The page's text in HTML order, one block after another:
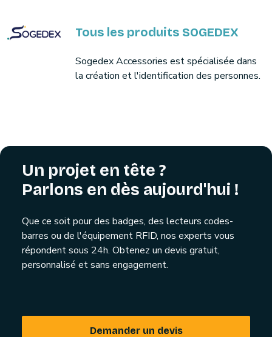
Tous les produits SOGEDEX
Sogedex Accessories est spécialisée dans
la création et l'identification des personnes.
Un projet en tête ?
Parlons en dès aujourd'hui !
Que ce soit pour des badges, des lecteurs codes-
barres ou de l'équipement RFID, nos experts vous
répondent sous 24h. Obtenez un devis gratuit,
personnalisé et sans engagement.
Demander un devis